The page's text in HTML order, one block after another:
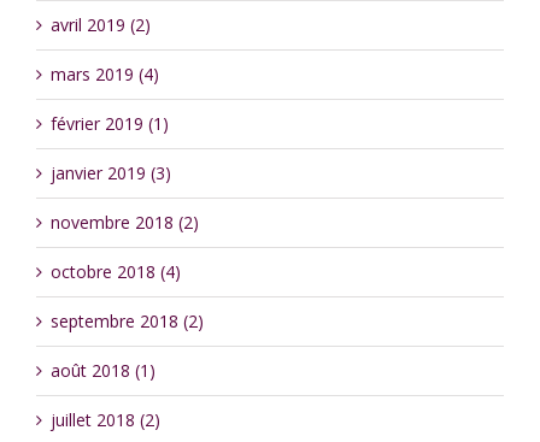
avril 2019 (2)
mars 2019 (4)
février 2019 (1)
janvier 2019 (3)
novembre 2018 (2)
octobre 2018 (4)
septembre 2018 (2)
août 2018 (1)
juillet 2018 (2)